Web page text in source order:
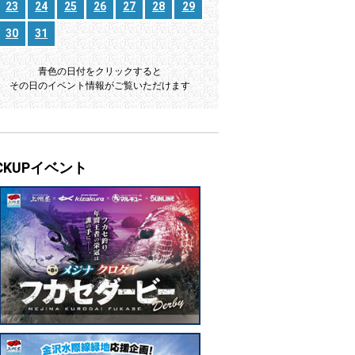
23 24 25 26 27 28 29
30 31
青色の日付をクリックすると
その日のイベント情報がご覧いただけます
イベント